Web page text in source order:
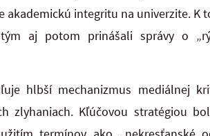
akademickú integritu na univerzite. K
aj potom prinášali správy o
hlbší mechanizmus mediálnej
zlyhaniach. Kľúčovou stratégiou